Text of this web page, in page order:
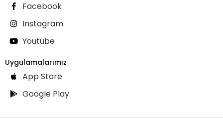
Facebook
Instagram
Youtube
Uygulamalarımız
App Store
Google Play